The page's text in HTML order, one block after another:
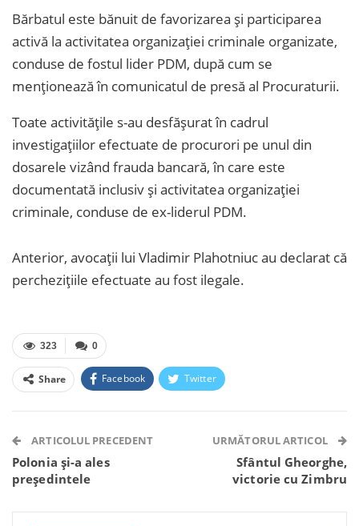
Bărbatul este bănuit de favorizarea și participarea
activă la activitatea organizației criminale organizate,
conduse de fostul lider PDM, după cum se
menționează în comunicatul de presă al Procuraturii.
Toate activitățile s-au desfășurat în cadrul
investigațiilor efectuate de procurori pe unul din
dosarele vizând frauda bancară, în care este
documentată inclusiv și activitatea organizației
criminale, conduse de ex-liderul PDM.
Anterior, avocații lui Vladimir Plahotniuc au declarat că
perchezițiile efectuate au fost ilegale.
0
323
Share Facebook Twitter
Telegram WhatsApp Viber
ARTICOLUL PRECEDENT
Polonia și-a ales
președintele
URMĂTORUL ARTICOL
Sfântul Gheorghe,
victorie cu Zimbru